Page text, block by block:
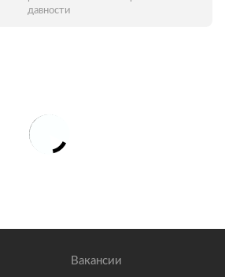
давности
Вакансии